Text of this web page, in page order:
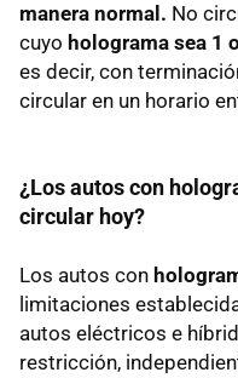
manera normal. No
cuyo holograma sea 1
es decir, con
circular en un horario
¿Los autos con
circular hoy?
Los autos con
limitaciones
autos eléctricos e
restricción,